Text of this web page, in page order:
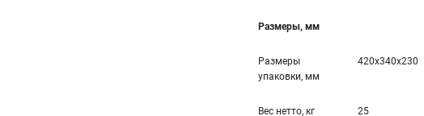
Размеры, мм
Размеры
упаковки, мм
420x340x230
Вес нетто, кг 25